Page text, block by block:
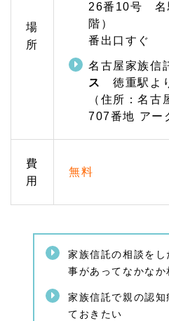
区・
古屋
のご
相談
駅オ
1.
信
託・
場
所
26番10号 名
階）
番出口すぐ
名古屋家族
ス
徳重駅よ
（住所：名古
707番地 アー
費
用
無料
家族信託の相談を
事があってなかな
家族信託で親の認
ておきたい